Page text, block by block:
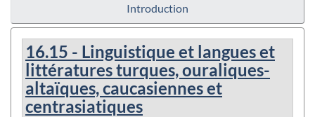
Introduction
16.15 - Linguistique et langues et
littératures turques, ouraliques-
altaïques, caucasiennes et
centrasiatiques